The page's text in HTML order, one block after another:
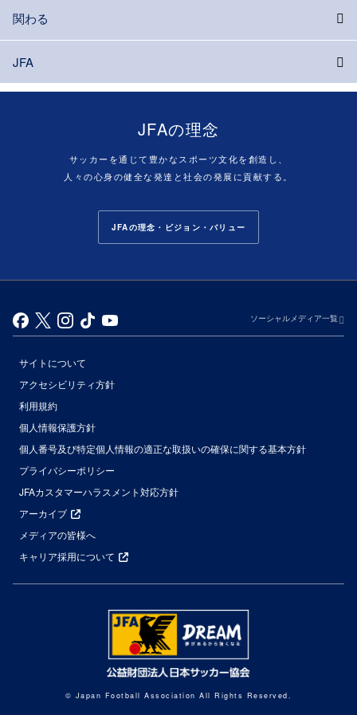
関わる
JFA
JFAの理念
サッカーを通じて豊かなスポーツ文化を創造し、
人々の心身の健全な発達と社会の発展に貢献する。
JFAの理念・ビジョン・バリュー
ソーシャルメディア一覧
サイトについて
アクセシビリティ方針
利用規約
個人情報保護方針
個人番号及び特定個人情報の適正な取扱いの確保に関する基本方針
プライバシーポリシー
JFAカスタマーハラスメント対応方針
アーカイブ
メディアの皆様へ
キャリア採用について
© Japan Football Association All Rights Reserved.